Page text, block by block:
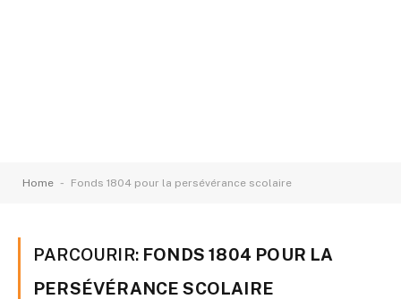
Home - Fonds 1804 pour la persévérance scolaire
PARCOURIR: FONDS 1804 POUR LA
PERSÉVÉRANCE SCOLAIRE